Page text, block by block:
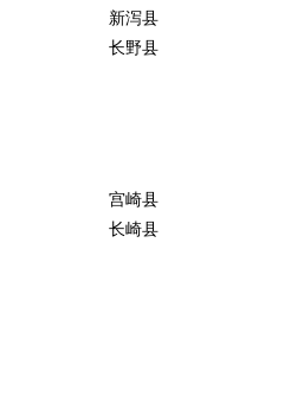
新泻县
长野县
宫崎县
长崎县